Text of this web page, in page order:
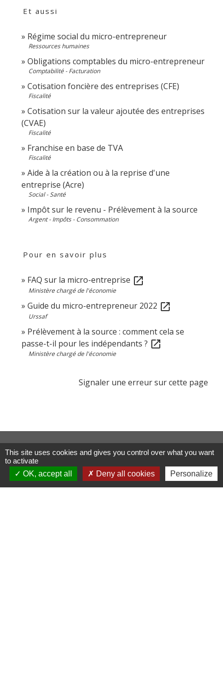
Et aussi
Régime social du micro-entrepreneur
Ressources humaines
Obligations comptables du micro-entrepreneur
Comptabilité - Facturation
Cotisation foncière des entreprises (CFE)
Fiscalité
Cotisation sur la valeur ajoutée des entreprises
(CVAE)
Fiscalité
Franchise en base de TVA
Fiscalité
Aide à la création ou à la reprise d'une
entreprise (Acre)
Social - Santé
Impôt sur le revenu - Prélèvement à la source
Argent - Impôts - Consommation
Pour en savoir plus
FAQ sur la micro-entreprise open_in_new
Ministère chargé de l'économie
Guide du micro-entrepreneur 2022 open_in_new
Urssaf
Prélèvement à la source : comment cela se
passe-t-il pour les indépendants ? open_in_new
Ministère chargé de l'économie
Signaler une erreur sur cette page
Contacts
11, chemin Graverot
25190 Les Terres-de-Chaux - FRANCE
+33 3 81 94 14 85
This site uses cookies and gives you control over what you want
to activate
OK, accept all
Deny all cookies Personalize